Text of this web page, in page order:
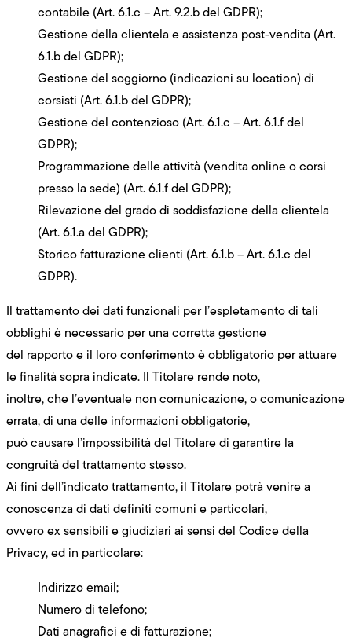
contabile (Art. 6.1.c – Art. 9.2.b del GDPR);
Gestione della clientela e assistenza post-vendita (Art.
6.1.b del GDPR);
Gestione del soggiorno (indicazioni su location) di
corsisti (Art. 6.1.b del GDPR);
Gestione del contenzioso (Art. 6.1.c – Art. 6.1.f del
GDPR);
Programmazione delle attività (vendita online o corsi
presso la sede) (Art. 6.1.f del GDPR);
Rilevazione del grado di soddisfazione della clientela
(Art. 6.1.a del GDPR);
Storico fatturazione clienti (Art. 6.1.b – Art. 6.1.c del
GDPR).
Il trattamento dei dati funzionali per l’espletamento di tali
obblighi è necessario per una corretta gestione
del rapporto e il loro conferimento è obbligatorio per attuare
le finalità sopra indicate. Il Titolare rende noto,
inoltre, che l’eventuale non comunicazione, o comunicazione
errata, di una delle informazioni obbligatorie,
può causare l’impossibilità del Titolare di garantire la
congruità del trattamento stesso.
Ai fini dell’indicato trattamento, il Titolare potrà venire a
conoscenza di dati definiti comuni e particolari,
ovvero ex sensibili e giudiziari ai sensi del Codice della
Privacy, ed in particolare:
Indirizzo email;
Numero di telefono;
Dati anagrafici e di fatturazione;